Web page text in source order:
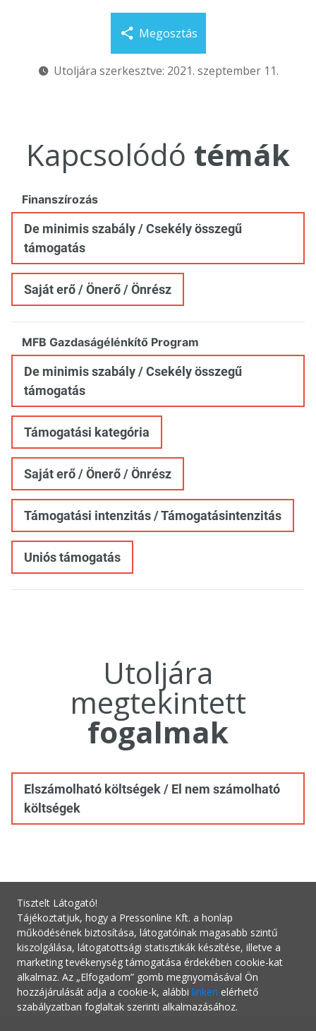
Megosztás
Utoljára szerkesztve: 2021. szeptember 11.
Kapcsolódó témák
Finanszírozás
De minimis szabály / Csekély összegű
támogatás
Saját erő / Önerő / Önrész
MFB Gazdaságélénkítő Program
De minimis szabály / Csekély összegű
támogatás
Támogatási kategória
Saját erő / Önerő / Önrész
Támogatási intenzitás / Támogatásintenzitás
Uniós támogatás
Utoljára
megtekintett
fogalmak
Elszámolható költségek / El nem számolható
költségek
Tisztelt Látogató!
Tájékoztatjuk, hogy a Pressonline Kft. a honlap
működésének biztosítása, látogatóinak magasabb szintű
kiszolgálása, látogatottsági statisztikák készítése, illetve a
marketing tevékenység támogatása érdekében cookie-kat
alkalmaz. Az „Elfogadom” gomb megnyomásával Ön
hozzájárulását adja a cookie-k, alábbi linken elérhető
szabályzatban foglaltak szerinti alkalmazásához.